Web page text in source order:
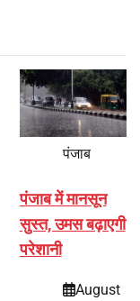
पंजाब
पंजाब में मानसून
सुस्त, उमस बढ़ाएगी
परेशानी
August